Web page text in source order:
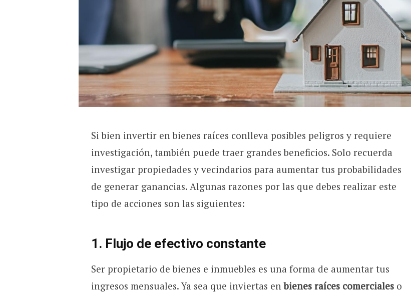
Si bien invertir en bienes raíces conlleva posibles peligros y requiere
investigación, también puede traer grandes beneficios. Solo recuerda
investigar propiedades y vecindarios para aumentar tus probabilidades
de generar ganancias. Algunas razones por las que debes realizar este
tipo de acciones son las siguientes:
1. Flujo de efectivo constante
Ser propietario de bienes e inmuebles es una forma de aumentar tus
ingresos mensuales. Ya sea que inviertas enbienes raíces comercialeso